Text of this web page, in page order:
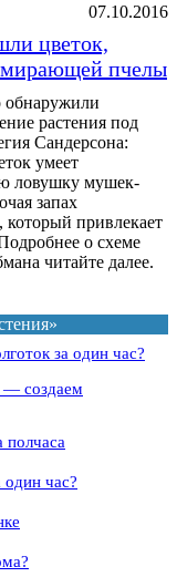
07.10.2016
цветок,
пчелы
обнаружили
растения под
Сандерсона:
умеет
ловушку мушек-
запах
привлекает
о схеме
читайте далее.
за один час?
— создаем
полчаса
час?